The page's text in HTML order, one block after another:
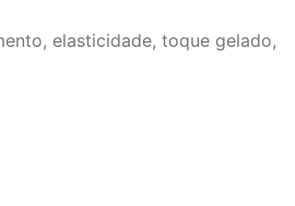
elasticidade, toque gelado,